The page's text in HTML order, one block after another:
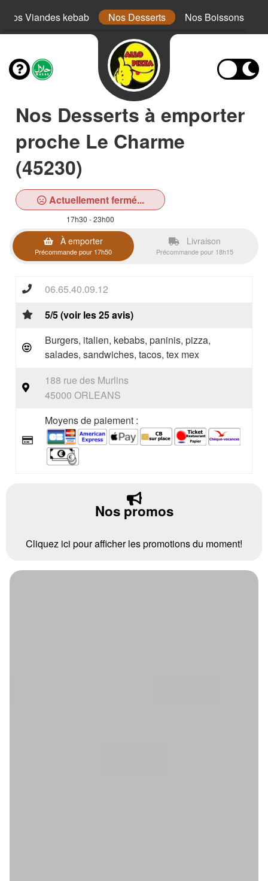
Nos Viandes kebab Nos Desserts Nos Boissons
Nos Desserts à emporter
proche Le Charme
(45230)
Actuellement fermé...
17h30 - 23h00
À emporter
Précommande pour 17h50
Livraison
Précommande pour 18h15
06.65.40.09.12
5/5 (voir les 25 avis)
Burgers, italien, kebabs, paninis, pizza,
salades, sandwiches, tacos, tex mex
188 rue des Murlins
45000 ORLEANS
Moyens de paiement :
Nos promos
Cliquez ici pour afficher les promotions du moment!